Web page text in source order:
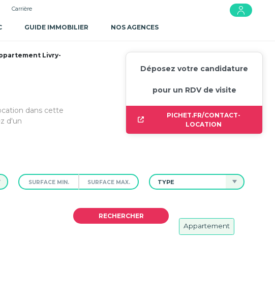
Carrière
GUIDE IMMOBILIER NOS AGENCES
Livry-
dans cette
d'un
Déposez votre candidature
pour un RDV de visite
PICHET.FR/CONTACT-
LOCATION
TYPE
Appartement